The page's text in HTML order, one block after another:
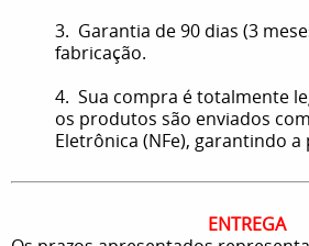
3. Garantia de 90 dias (3
fabricação.
4. Sua compra é totalmente
os produtos são enviados
Eletrônica (NFe), garantindo a
ENTREGA